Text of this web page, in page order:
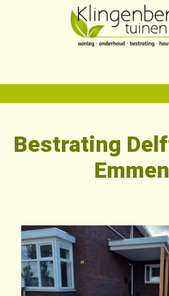
Bestrating
Emmen